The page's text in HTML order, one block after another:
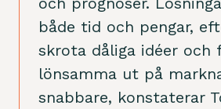
både tid och pengar,
skrota dåliga idéer och
lönsamma ut på
snabbare, konstaterar